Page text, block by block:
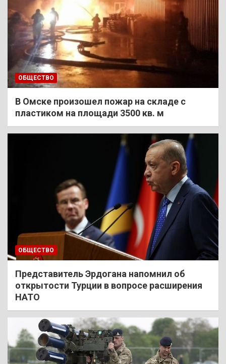
ОБЩЕСТВО
В Омске произошел пожар на складе с
пластиком на площади 3500 кв. м
ОБЩЕСТВО
Представитель Эрдогана напомнил об
открытости Турции в вопросе расширения
НАТО